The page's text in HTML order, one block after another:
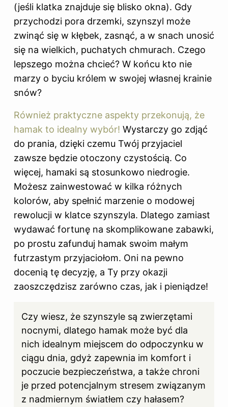
(jeśli klatka znajduje się blisko okna). Gdy
przychodzi pora drzemki, szynszyl może
zwinąć się w kłębek, zasnąć, a w snach unosić
się na wielkich, puchatych chmurach. Czego
lepszego można chcieć? W końcu kto nie
marzy o byciu królem w swojej własnej krainie
snów?
Również praktyczne aspekty przekonują, że
hamak to idealny wybór! Wystarczy go zdjąć
do prania, dzięki czemu Twój przyjaciel
zawsze będzie otoczony czystością. Co
więcej, hamaki są stosunkowo niedrogie.
Możesz zainwestować w kilka różnych
kolorów, aby spełnić marzenie o modowej
rewolucji w klatce szynszyla. Dlatego zamiast
wydawać fortunę na skomplikowane zabawki,
po prostu zafunduj hamak swoim małym
futrzastym przyjaciołom. Oni na pewno
docenią tę decyzję, a Ty przy okazji
zaoszczędzisz zarówno czas, jak i pieniądze!
Czy wiesz, że szynszyle są zwierzętami
nocnymi, dlatego hamak może być dla
nich idealnym miejscem do odpoczynku w
ciągu dnia, gdyż zapewnia im komfort i
poczucie bezpieczeństwa, a także chroni
je przed potencjalnym stresem związanym
z nadmiernym światłem czy hałasem?